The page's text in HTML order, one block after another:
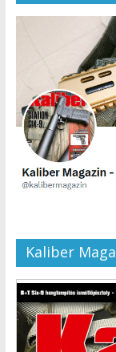
Kaliber